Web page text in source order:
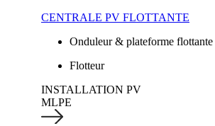
CENTRALE PV FLOTTANTE
Onduleur & plateforme flottante
Flotteur
INSTALLATION PV
MLPE